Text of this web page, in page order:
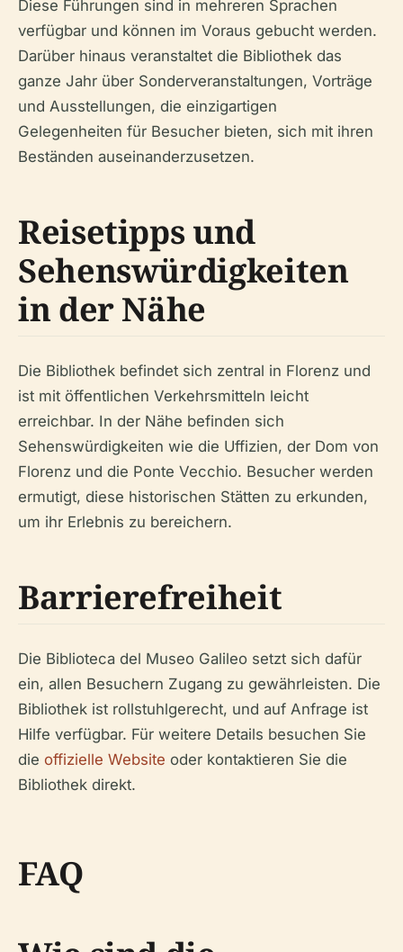
Diese Führungen sind in mehreren Sprachen
verfügbar und können im Voraus gebucht werden.
Darüber hinaus veranstaltet die Bibliothek das
ganze Jahr über Sonderveranstaltungen, Vorträge
und Ausstellungen, die einzigartigen
Gelegenheiten für Besucher bieten, sich mit ihren
Beständen auseinanderzusetzen.
Reisetipps und
Sehenswürdigkeiten
in der Nähe
Die Bibliothek befindet sich zentral in Florenz und
ist mit öffentlichen Verkehrsmitteln leicht
erreichbar. In der Nähe befinden sich
Sehenswürdigkeiten wie die Uffizien, der Dom von
Florenz und die Ponte Vecchio. Besucher werden
ermutigt, diese historischen Stätten zu erkunden,
um ihr Erlebnis zu bereichern.
Barrierefreiheit
Die Biblioteca del Museo Galileo setzt sich dafür
ein, allen Besuchern Zugang zu gewährleisten. Die
Bibliothek ist rollstuhlgerecht, und auf Anfrage ist
Hilfe verfügbar. Für weitere Details besuchen Sie
die offizielle Website oder kontaktieren Sie die
Bibliothek direkt.
FAQ